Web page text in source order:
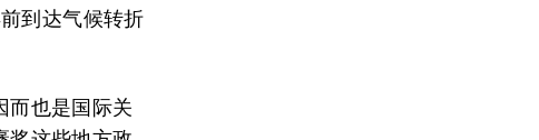
到达气候转折
而也是国际关